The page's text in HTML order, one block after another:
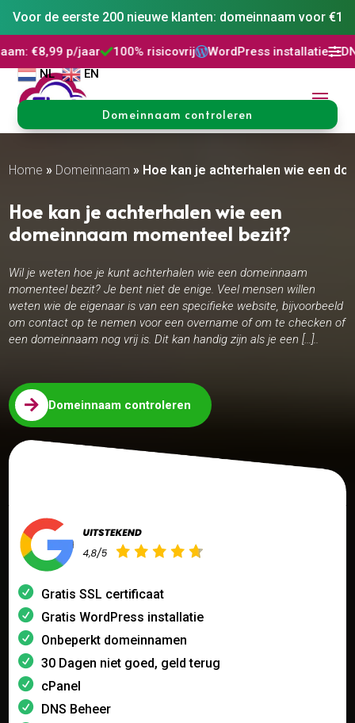
Voor de eerste 200 nieuwe klanten: domeinnaam voor €1
100% risicovrijWordPress installatieDNS Beheer
NL
EN
Domeinnaam controleren
Home » Domeinnaam » Hoe kan je achterhalen wie een
Hoe kan je achterhalen wie een
domeinnaam momenteel bezit?
Wil je weten hoe je kunt achterhalen wie een domeinnaam
momenteel bezit? Je bent niet de enige. Veel mensen willen
weten wie de eigenaar is van een specifieke website, bijvoorbeeld
om contact op te nemen voor een overname of om te checken of
een domeinnaam nog vrij is. Dit kan handig zijn als je een […]..
 Domeinnaam controleren
Gratis SSL certificaat
Gratis WordPress installatie
Onbeperkt domeinnamen
30 Dagen niet goed, geld terug
cPanel
DNS Beheer